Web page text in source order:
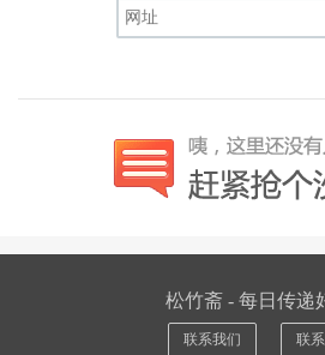
27、这学年过去了，因为你不断进取
得了这个道理。为了美好的明天，你
29、你拥有成功的昨天，但那毕竟已
眼睛将不断深情地凝视着你成长的足
松竹斋 - 每日传递
联系我们 联